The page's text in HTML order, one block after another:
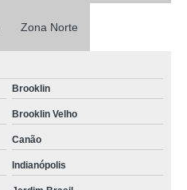
Zona Norte
Brooklin
Brooklin Velho
Canão
Indianópolis